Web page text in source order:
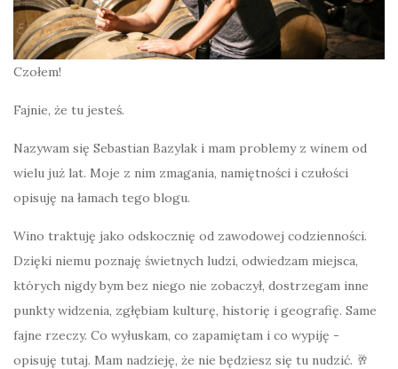
Czołem!
Fajnie, że tu jesteś.
Nazywam się Sebastian Bazylak i mam problemy z winem od
wielu już lat. Moje z nim zmagania, namiętności i czułości
opisuję na łamach tego blogu.
Wino traktuję jako odskocznię od zawodowej codzienności.
Dzięki niemu poznaję świetnych ludzi, odwiedzam miejsca,
których nigdy bym bez niego nie zobaczył, dostrzegam inne
punkty widzenia, zgłębiam kulturę, historię i geografię. Same
fajne rzeczy. Co wyłuskam, co zapamiętam i co wypiję -
opisuję tutaj. Mam nadzieję, że nie będziesz się tu nudzić. 🥂